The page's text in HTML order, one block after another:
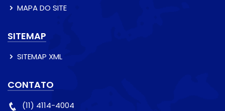
MAPA DO SITE
SITEMAP
SITEMAP XML
CONTATO
(11) 4114-4004